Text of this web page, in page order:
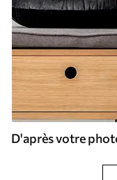
D'après votre